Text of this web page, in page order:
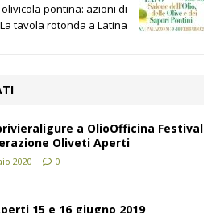
pontina: azioni di
tavola rotonda a Latina
a OlioOfficina Festival
Oliveti Aperti
2020 0
15 e 16 giugno 2019